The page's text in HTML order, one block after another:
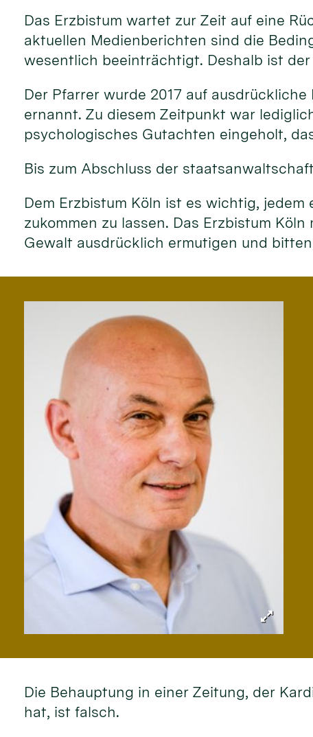
Das Erzbistum wartet zur Zeit auf eine
aktuellen Medienberichten sind die
wesentlich beeinträchtigt. Deshalb ist
Der Pfarrer wurde 2017 auf
ernannt. Zu diesem Zeitpunkt war
psychologisches Gutachten eingeholt,
Bis zum Abschluss der
Dem Erzbistum Köln ist es wichtig,
zukommen zu lassen. Das Erzbistum
Gewalt ausdrücklich ermutigen und
Die Behauptung in einer Zeitung, der
hat, ist falsch.